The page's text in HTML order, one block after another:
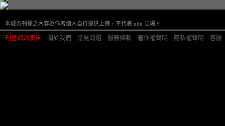
本城市刊登之內容為作者個人自行提供上傳，不代表 udn 立場。
刊登網站廣告 關於我們 常見問題 服務條款 著作權聲明 隱私權聲明 客服